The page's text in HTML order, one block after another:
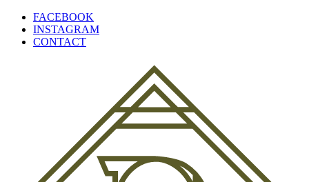
FACEBOOK
INSTAGRAM
CONTACT